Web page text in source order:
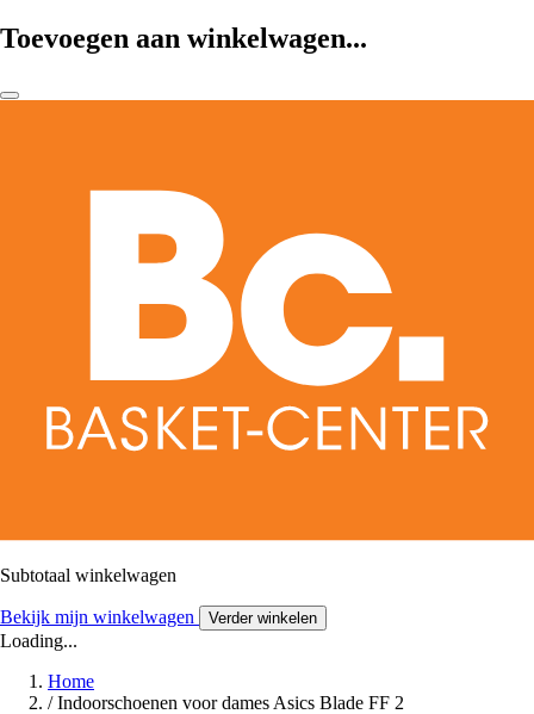
Toevoegen aan winkelwagen...
Subtotaal winkelwagen
Bekijk mijn winkelwagen Verder winkelen
Loading...
Home
/ Indoorschoenen voor dames Asics Blade FF 2